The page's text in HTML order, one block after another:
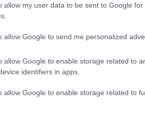
allow my user data to be sent to Google
allow Google to send me personalized
allow Google to enable storage related to
identifiers in apps.
allow Google to enable storage related to
πολυνομοσχέδιο.
«Καμπάνες» 13.000 ευρώ
Επιτροπή Κεφαλαιαγοράς